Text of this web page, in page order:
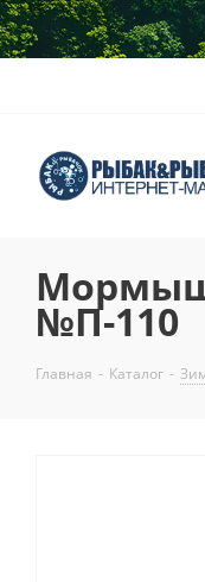
№П-110
Главная - Каталог -